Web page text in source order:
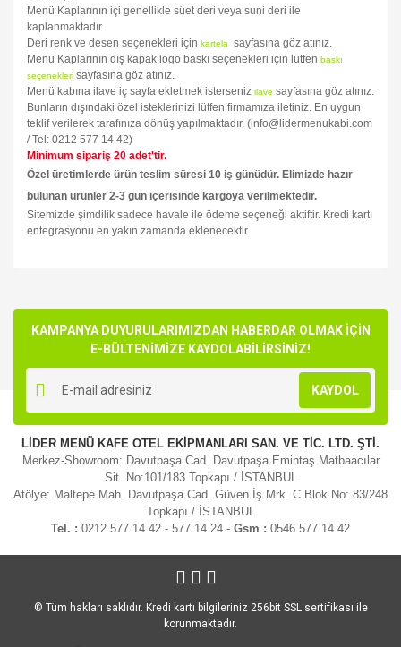
Menü Kaplarının içi genellikle süet deri veya suni deri ile
kaplanmaktadır.
Deri renk ve desen seçenekleri için kartela
sayfasına göz atınız.
Menü Kaplarının dış kapak logo baskı seçenekleri için lütfen baskı
seçenekleri sayfasına göz atınız.
Menü kabına ilave iç sayfa ekletmek isterseniz ilave sayfasına göz atınız.
Bunların dışındaki özel isteklerinizi lütfen firmamıza iletiniz. En uygun
teklif verilerek tarafınıza dönüş yapılmaktadır. (info@lidermenukabi.com
/ Tel: 0212 577 14 42)
Minimum sipariş 20 adet'tir.
Özel üretimlerde ürün teslim süresi 10 iş günüdür. Elimizde hazır
bulunan ürünler 2-3 gün içerisinde kargoya verilmektedir.
Sitemizde şimdilik sadece havale ile ödeme seçeneği aktiftir. Kredi kartı
entegrasyonu en yakın zamanda eklenecektir.
Yorum Yaz
kullanarak tarafımıza iletebilirsiniz.
Görüş ve önerileriniz için teşekkür ederiz.
Ürün resmi kalitesiz, bozuk veya görüntülenemiyor.
Ürün açıklamasında eksik bilgiler bulunuyor.
Ürün bilgilerinde hatalar bulunuyor.
Ürün fiyatı diğer sitelerden daha pahalı.
Bu ürüne benzer farklı alternatifler olmalı.
KAMPANYA DUYURULARIMIZDAN HABERDAR OLMAK İÇİN
E-BÜLTENİMİZE KAYDOLABİLİRSİNİZ!
KAYDOL
LİDER MENÜ KAFE OTEL EKİPMANLARI SAN. VE TİC. LTD. ŞTİ.
Merkez-Showroom: Davutpaşa Cad. Davutpaşa Emintaş Matbaacılar
Sit. No:101/183 Topkapı / İSTANBUL
Atölye: Maltepe Mah. Davutpaşa Cad. Güven İş Mrk. C Blok No: 83/248
Topkapı / İSTANBUL
Tel. : 0212 577 14 42 - 577 14 24 - Gsm : 0546 577 14 42
© Tüm hakları saklıdır. Kredi kartı bilgileriniz 256bit SSL sertifikası ile
korunmaktadır.